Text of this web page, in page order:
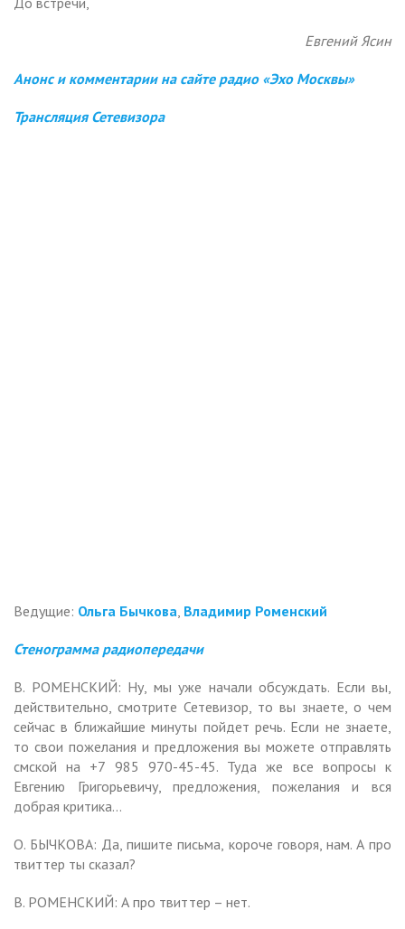
Евгений Ясин
Анонс и комментарии на сайте радио «Эхо Москвы»
Трансляция Сетевизора
Ведущие: Ольга Бычкова Владимир Роменский
Стенограмма радиопередачи
В. РОМЕНСКИЙ: Ну, мы уже начали обсуждать. Если вы,
действительно, смотрите Сетевизор, то вы знаете, о чем
сейчас в ближайшие минуты пойдет речь. Если не знаете,
то свои пожелания и предложения вы можете отправлять
смской на +7 985 970-45-45. Туда же все вопросы к
Евгению Григорьевичу, предложения, пожелания и вся
добрая критика…
О. БЫЧКОВА: Да, пишите письма, короче говоря, нам. А про
твиттер ты сказал?
В. РОМЕНСКИЙ: А про твиттер – нет.